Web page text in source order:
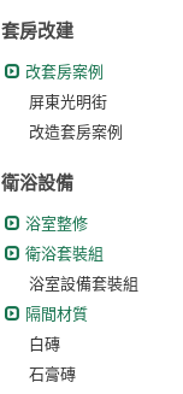
套房改建
改套房案例
屏東光明街
改造套房案例
衛浴設備
浴室整修
衛浴套裝組
浴室設備套裝組
隔間材質
白磚
石膏磚